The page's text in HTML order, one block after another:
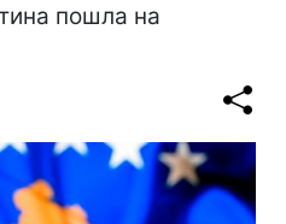
пошла на